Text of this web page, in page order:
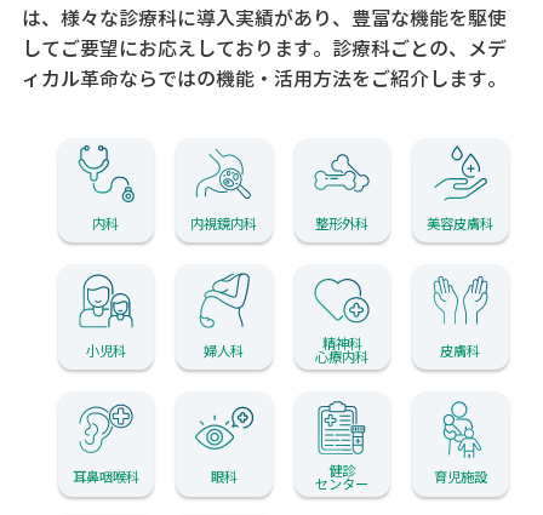
は、様々な診療科に導入実績があり、 豊富な機能を駆使
してご要望にお応えしております。 診療科ごとの、メデ
ィカル革命ならではの機能・活用方法をご紹介します。
内科 内視鏡内科 整形外科 美容皮膚科
小児科 婦人科 精神科
心療内科 皮膚科
耳鼻咽喉科 眼科 健診
センター 育児施設